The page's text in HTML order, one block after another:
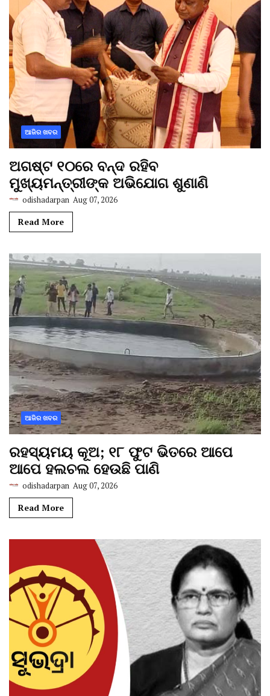
ଆଜିର ଖବର
ଅଗଷ୍ଟ ୧୦ରେ ବନ୍ଦ ରହିବ
ମୁଖ୍ୟମନ୍ତ୍ରୀଙ୍କ ଅଭିଯୋଗ ଶୁଣାଣି
odishadarpan Aug 07, 2026
Read More
ଆଜିର ଖବର
ରହସ୍ୟମୟ କୂଅ; ୧୮ ଫୁଟ ଭିତରେ ଆପେ
ଆପେ ହଲଚଲ ହେଉଛି ପାଣି
odishadarpan Aug 07, 2026
Read More